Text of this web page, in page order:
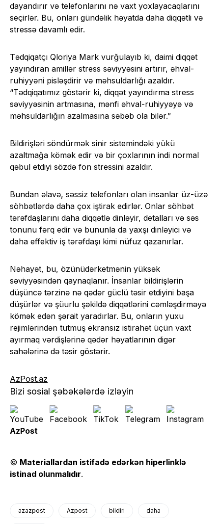
dayandırır və telefonlarını nə vaxt yoxlayacaqlarını
seçirlər. Bu, onları gündəlik həyatda daha diqqətli və
stressə davamlı edir.
Tədqiqatçı Qloriya Mark vurğulayıb ki, daimi diqqət
yayındıran amillər stress səviyyəsini artırır, əhval-
ruhiyyəni pisləşdirir və məhsuldarlığı azaldır.
“Tədqiqatımız göstərir ki, diqqət yayındırma stress
səviyyəsinin artmasına, mənfi əhval-ruhiyyəyə və
məhsuldarlığın azalmasına səbəb ola bilər.”
Bildirişləri söndürmək sinir sistemindəki yükü
azaltmağa kömək edir və bir çoxlarının indi normal
qəbul etdiyi sözdə fon stressini azaldır.
Bundan əlavə, səssiz telefonları olan insanlar üz-üzə
söhbətlərdə daha çox iştirak edirlər. Onlar söhbət
tərəfdaşlarını daha diqqətlə dinləyir, detalları və səs
tonunu fərq edir və bununla da yaxşı dinləyici və
daha effektiv iş tərəfdaşı kimi nüfuz qazanırlar.
Nəhayət, bu, özünüdərketmənin yüksək
səviyyəsindən qaynaqlanır. İnsanlar bildirişlərin
düşüncə tərzinə nə qədər güclü təsir etdiyini başa
düşürlər və şüurlu şəkildə diqqətlərini cəmləşdirməyə
kömək edən şərait yaradırlar. Bu, onların yuxu
rejimlərindən tutmuş ekransız istirahət üçün vaxt
ayırmaq vərdişlərinə qədər həyatlarının digər
sahələrinə də təsir göstərir.
AzPost.az
Bizi sosial şəbəkələrdə izləyin
AzPost
© Materiallardan istifadə edərkən hiperlinklə
istinad olunmalıdır.
azazpost Azpost bildiri daha